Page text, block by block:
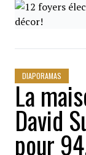
DIAPORAMAS
La
David
pour